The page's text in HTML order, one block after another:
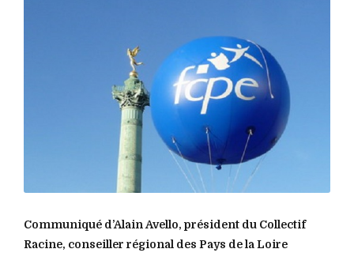
Communiqué d’Alain Avello, président du Collectif
Racine, conseiller régional des Pays de la Loire